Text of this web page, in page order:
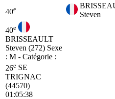
40e
Steven
40e
BRISSEAULT
Steven (272) Sexe
: M - Catégorie :
26e SE
TRIGNAC
(44570)
01:05:38